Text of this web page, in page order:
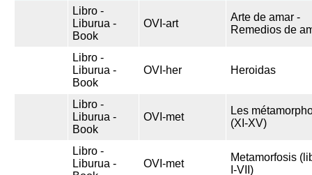
Libro -
Liburua -
Book
OVI-art
Arte de amar -
Remedios de
Libro -
Liburua -
Book
OVI-her Heroidas
Libro -
Liburua -
Book
OVI-met
Les
(XI-XV)
Libro -
Liburua -
OVI-met
Metamorfosis
I-VII)